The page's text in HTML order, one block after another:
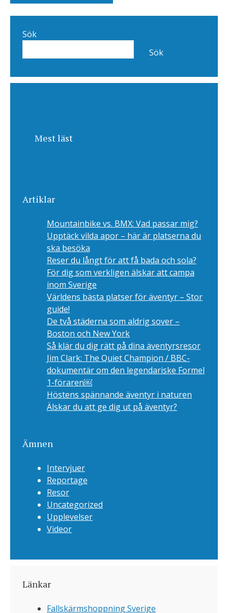
Sök
Sök
Mest läst
Artiklar
Mountainbike vs. BMX: Vad passar mig?
Upptäck vilda apor – här är platserna du
ska besöka
Reser du långt för att få bada och sola?
För dig som verkligen älskar att campa
inom Sverige
Världens bästa platser för äventyr – Stor
guide!
De två städerna som aldrig sover –
Boston och New York
Så klär du dig rätt på dina äventyrsresor
Jim Clark: The Quiet Champion / BBC-
dokumentär om den legendariske Formel
1-föraren￼
Höstens spännande äventyr i naturen
Älskar du att ge dig ut på äventyr?
Ämnen
Intervjuer
Reportage
Resor
Uncategorized
Upplevelser
Videor
Länkar
Fallskärmshoppning Sverige